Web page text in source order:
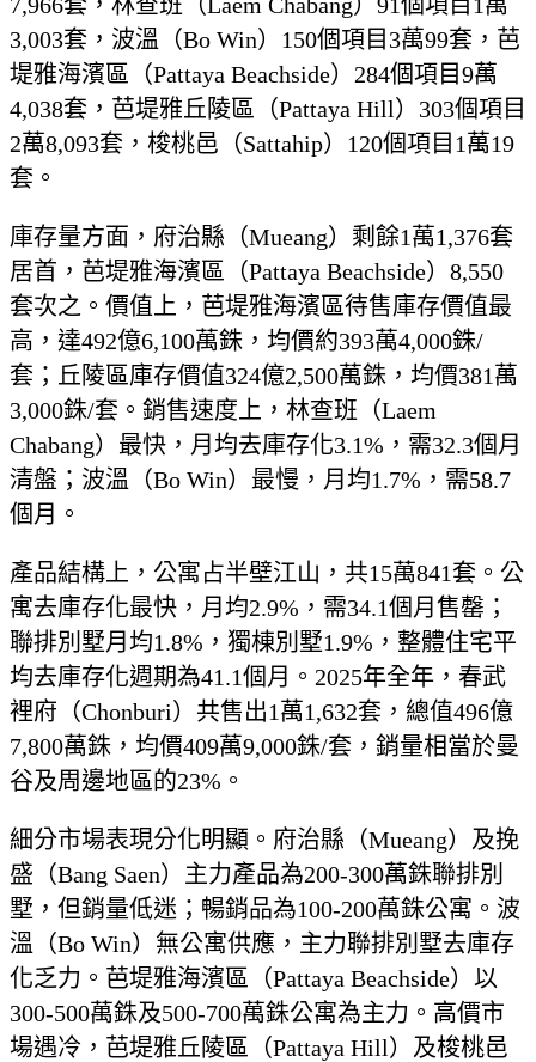
3,003套，波溫（Bo Win）150個項目3萬99套，芭
堤雅海濱區（Pattaya Beachside）284個項目9萬
4,038套，芭堤雅丘陵區（Pattaya Hill）303個項目
2萬8,093套，梭桃邑（Sattahip）120個項目1萬19
套。
庫存量方面，府治縣（Mueang）剩餘1萬1,376套
居首，芭堤雅海濱區（Pattaya Beachside）8,550
套次之。價值上，芭堤雅海濱區待售庫存價值最
高，達492億6,100萬銖，均價約393萬4,000銖/
套；丘陵區庫存價值324億2,500萬銖，均價381萬
3,000銖/套。銷售速度上，林查班（Laem
Chabang）最快，月均去庫存化3.1%，需32.3個月
清盤；波溫（Bo Win）最慢，月均1.7%，需58.7
個月。
產品結構上，公寓占半壁江山，共15萬841套。公
寓去庫存化最快，月均2.9%，需34.1個月售罄；
聯排別墅月均1.8%，獨棟別墅1.9%，整體住宅平
均去庫存化週期為41.1個月。2025年全年，春武
裡府（Chonburi）共售出1萬1,632套，總值496億
7,800萬銖，均價409萬9,000銖/套，銷量相當於曼
谷及周邊地區的23%。
細分市場表現分化明顯。府治縣（Mueang）及挽
盛（Bang Saen）主力產品為200-300萬銖聯排別
墅，但銷量低迷；暢銷品為100-200萬銖公寓。波
溫（Bo Win）無公寓供應，主力聯排別墅去庫存
化乏力。芭堤雅海濱區（Pattaya Beachside）以
300-500萬銖及500-700萬銖公寓為主力。高價市
場遇冷，芭堤雅丘陵區（Pattaya Hill）及梭桃邑